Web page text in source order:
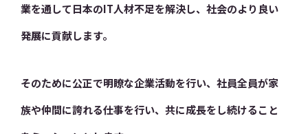
業を通して日本のIT人材不足を解決し、社会のより良い
発展に貢献します。
そのために公正で明瞭な企業活動を行い、社員全員が家
族や仲間に誇れる仕事を行い、共に成長をし続けること